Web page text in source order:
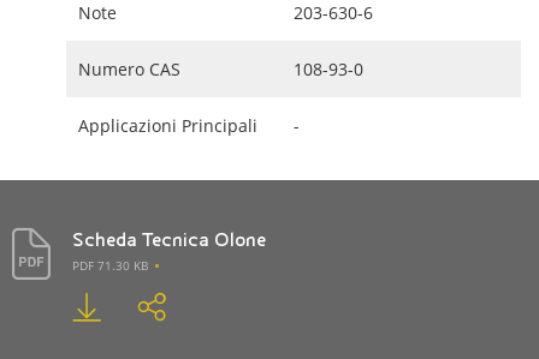
Note 203-630-6
Numero CAS 108-93-0
Applicazioni Principali -
Scheda Tecnica Olone
PDF 71.30 KB